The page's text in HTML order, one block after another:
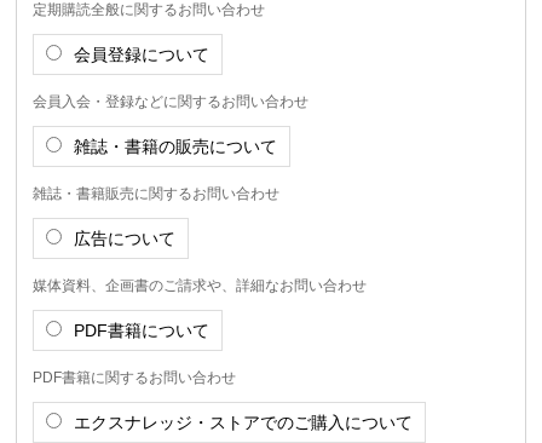
定期購読全般に関するお問い合わせ
会員登録について
会員入会・登録などに関するお問い合わせ
雑誌・書籍の販売について
雑誌・書籍販売に関するお問い合わせ
広告について
媒体資料、企画書のご請求や、詳細なお問い合わせ
PDF書籍について
PDF書籍に関するお問い合わせ
エクスナレッジ・ストアでのご購入について